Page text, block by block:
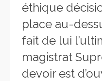
éthique
place au-
fait de lui
magistrat
devoir est